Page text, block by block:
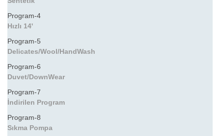
Program-4
Hızlı 14'
Program-5
Delicates/Wool/HandWash
Program-6
Duvet/DownWear
Program-7
İndirilen Program
Program-8
Sıkma Pompa